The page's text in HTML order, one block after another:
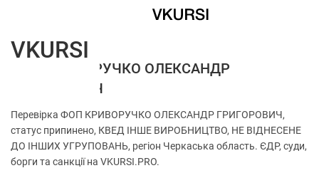
ФОП КРИВОРУЧКО ОЛЕКСАНДР
ГРИГОРОВИЧ
Перевірка ФОП КРИВОРУЧКО ОЛЕКСАНДР ГРИГОРОВИЧ,
статус припинено, КВЕД IНШЕ ВИРОБНИЦТВО, НЕ ВIДНЕСЕНЕ
ДО IНШИХ УГРУПОВАНЬ, регіон Черкаська область. ЄДР, суди,
борги та санкції на VKURSI.PRO.
VKURSI